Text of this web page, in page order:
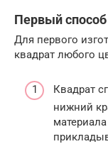
Первый способ
Для первого
квадрат любого
Квадрат
нижний